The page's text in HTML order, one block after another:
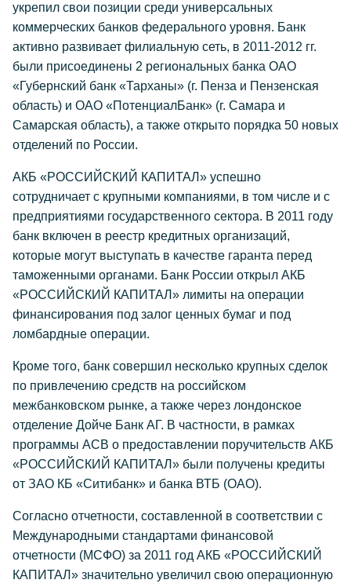
укрепил свои позиции среди универсальных
коммерческих банков федерального уровня. Банк
активно развивает филиальную сеть, в 2011-2012 гг.
были присоединены 2 региональных банка ОАО
«Губернский банк «Тарханы» (г. Пенза и Пензенская
область) и ОАО «ПотенциалБанк» (г. Самара и
Самарская область), а также открыто порядка 50 новых
отделений по России.
АКБ «РОССИЙСКИЙ КАПИТАЛ» успешно
сотрудничает с крупными компаниями, в том числе и с
предприятиями государственного сектора. В 2011 году
банк включен в реестр кредитных организаций,
которые могут выступать в качестве гаранта перед
таможенными органами. Банк России открыл АКБ
«РОССИЙСКИЙ КАПИТАЛ» лимиты на операции
финансирования под залог ценных бумаг и под
ломбардные операции.
Кроме того, банк совершил несколько крупных сделок
по привлечению средств на российском
межбанковском рынке, а также через лондонское
отделение Дойче Банк АГ. В частности, в рамках
программы АСВ о предоставлении поручительств АКБ
«РОССИЙСКИЙ КАПИТАЛ» были получены кредиты
от ЗАО КБ «Ситибанк» и банка ВТБ (ОАО).
Согласно отчетности, составленной в соответствии с
Международными стандартами финансовой
отчетности (МСФО) за 2011 год АКБ «РОССИЙСКИЙ
КАПИТАЛ» значительно увеличил свою операционную